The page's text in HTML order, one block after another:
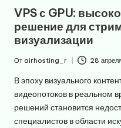
VPS с GPU:
решение для
визуализации
Запись
от
От airhosting_r 28
В эпоху визуального
видеопотоков в реальном
решений становится
специалистов в области